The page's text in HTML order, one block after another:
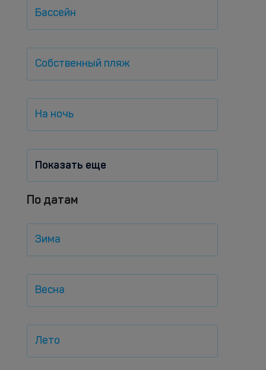
Бассейн
Собственный пляж
На ночь
Показать еще
По датам
Зима
Весна
Лето